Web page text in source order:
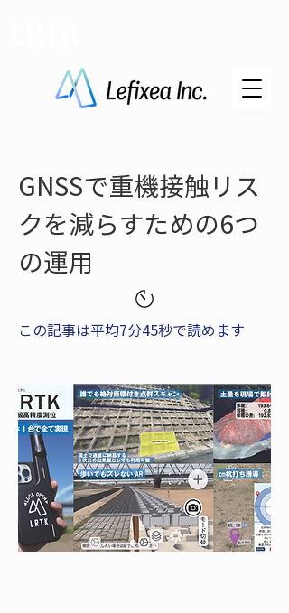
GNSSで重機接触リス
クを減らすための6つ
の運用
この記事は平均7分45秒で読めます